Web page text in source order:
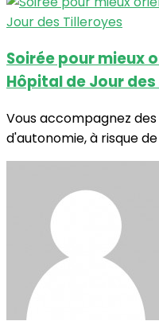
Soirée pour mieux
Hôpital de Jour
Vous accompagnez
d'autonomie, à risque